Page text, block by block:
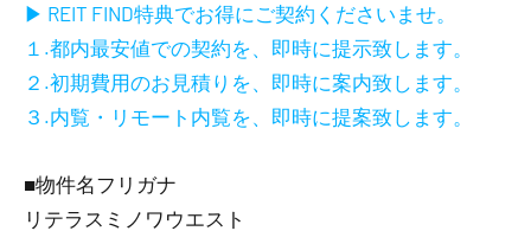
▶ REIT FIND特典でお得にご契約くださいませ。
１.都内最安値での契約を、即時に提示致します。
２.初期費用のお見積りを、即時に案内致します。
３.内覧・リモート内覧を、即時に提案致します。
■物件名フリガナ
リテラスミノワウエスト